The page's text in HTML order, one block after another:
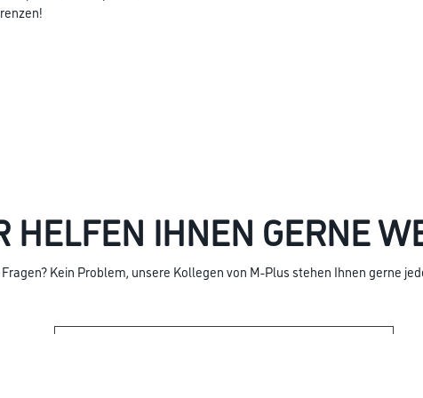
HELFEN IHNEN GERNE
Kein Problem, unsere Kollegen von M-Plus stehen Ihnen gerne